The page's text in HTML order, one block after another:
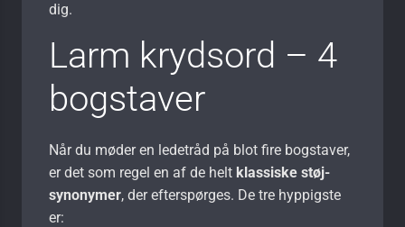
dig.
Larm krydsord – 4
bogstaver
Når du møder en ledetråd på blot fire bogstaver,
er det som regel en af de helt klassiske støj-
synonymer, der efterspørges. De tre hyppigste
er: